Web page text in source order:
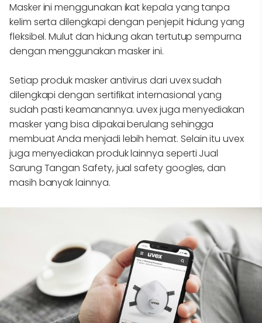
Masker ini menggunakan ikat kepala yang tanpa
kelim serta dilengkapi dengan penjepit hidung yang
fleksibel. Mulut dan hidung akan tertutup sempurna
dengan menggunakan masker ini.
Setiap produk masker antivirus dari uvex sudah
dilengkapi dengan sertifikat internasional yang
sudah pasti keamanannya. uvex juga menyediakan
masker yang bisa dipakai berulang sehingga
membuat Anda menjadi lebih hemat. Selain itu uvex
juga menyediakan produk lainnya seperti Jual
Sarung Tangan Safety, jual safety googles, dan
masih banyak lainnya.